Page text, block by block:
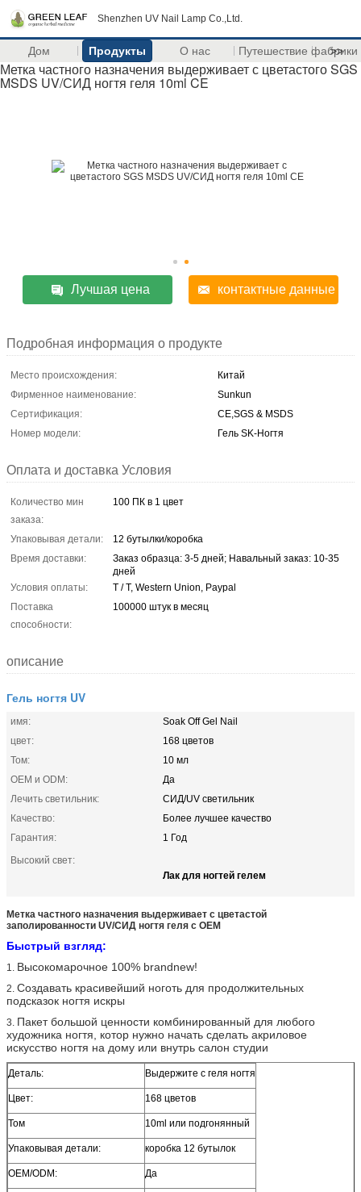
Shenzhen UV Nail Lamp Co.,Ltd.
Дом Продукты О нас Путешествие фабрики
>>
Метка частного назначения выдерживает с цветастого SGS
MSDS UV/СИД ногтя геля 10ml CE
Лучшая цена контактные данные
Подробная информация о продукте
Место происхождения:
Китай
Фирменное наименование:
Sunkun
Сертификация:
CE,SGS & MSDS
Номер модели:
Гель SK-Ногтя
Оплата и доставка Условия
Количество мин
заказа:
100 ПК в 1 цвет
Упаковывая детали:
12 бутылки/коробка
Время доставки:
Заказ образца: 3-5 дней; Навальный заказ: 10-35
дней
Условия оплаты:
T / T, Western Union, Paypal
Поставка
способности:
100000 штук в месяц
описание
Гель ногтя UV
имя:
Soak Off Gel Nail
цвет:
168 цветов
Том:
10 мл
OEM и ODM:
Да
Лечить светильник:
СИД/UV светильник
Качество:
Более лучшее качество
Гарантия:
1 Год
Высокий свет:
Лак для ногтей гелем
Метка частного назначения выдерживает с цветастой
заполированности UV/СИД ногтя геля с OEM
Быстрый взгляд:
1. Высокомарочное 100% brandnew!
2. Создавать красивейший ноготь для продолжительных
подсказок ногтя искры
3. Пакет большой ценности комбинированный для любого
художника ногтя, котор нужно начать сделать акриловое
искусство ногтя на дому или внутрь салон студии
Деталь: Выдержите с геля ногтя
Цвет: 168 цветов
Том 10ml или подгонянный
Упаковывая детали: коробка 12 бутылок
OEM/ODM: Да